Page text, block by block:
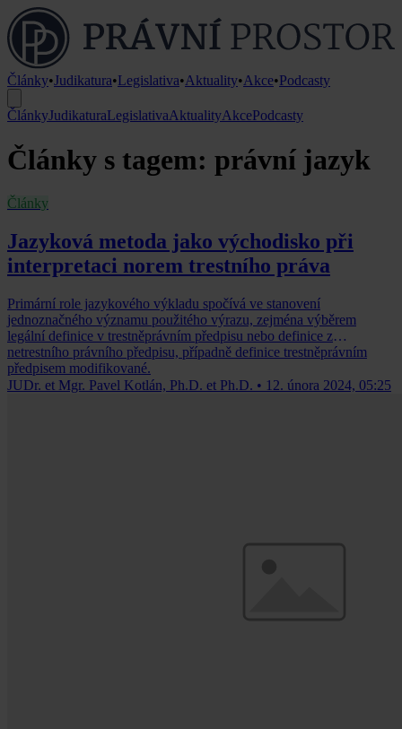
Články•Judikatura•Legislativa•Aktuality•Akce•Podcasty
ČlánkyJudikaturaLegislativaAktualityAkcePodcasty
Články s tagem: právní jazyk
Články
Jazyková metoda jako východisko při
interpretaci norem trestního práva
Primární role jazykového výkladu spočívá ve stanovení
jednoznačného významu použitého výrazu, zejména výběrem
legální definice v trestněprávním předpisu nebo definice z
netrestního právního předpisu, případně definice trestněprávním
předpisem modifikované.
JUDr. et Mgr. Pavel Kotlán, Ph.D. et Ph.D. • 12. února 2024, 05:25